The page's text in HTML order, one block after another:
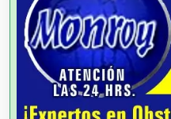
Alimentos
Almacenaje